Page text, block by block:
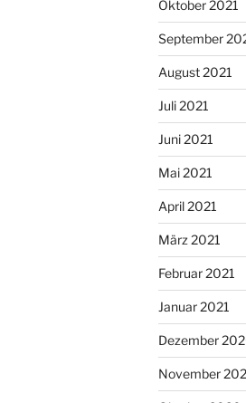
Oktober 2021
September
August 2021
Juli 2021
Juni 2021
Mai 2021
April 2021
März 2021
Februar 2021
Januar 2021
Dezember
November